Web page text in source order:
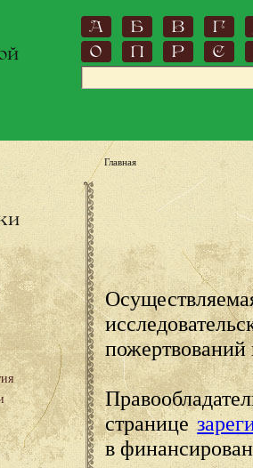
А Б В
Г
О
П Р С
Главная
пожертвований
странице
в